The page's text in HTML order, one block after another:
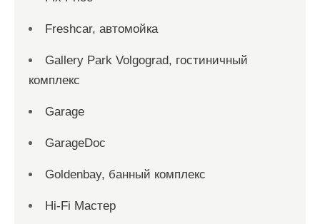
Freshcar, автомойка
Gallery Park Volgograd, гостиничный
комплекс
Garage
GarageDoc
Goldenbay, банный комплекс
Hi-Fi Мастер